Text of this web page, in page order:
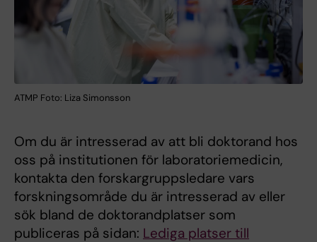
ATMP Foto: Liza Simonsson
Om du är intresserad av att bli doktorand hos
oss på institutionen för laboratoriemedicin,
kontakta den forskargruppsledare vars
forskningsområde du är intresserad av eller
sök bland de doktorandplatser som
publiceras på sidan: Lediga platser till